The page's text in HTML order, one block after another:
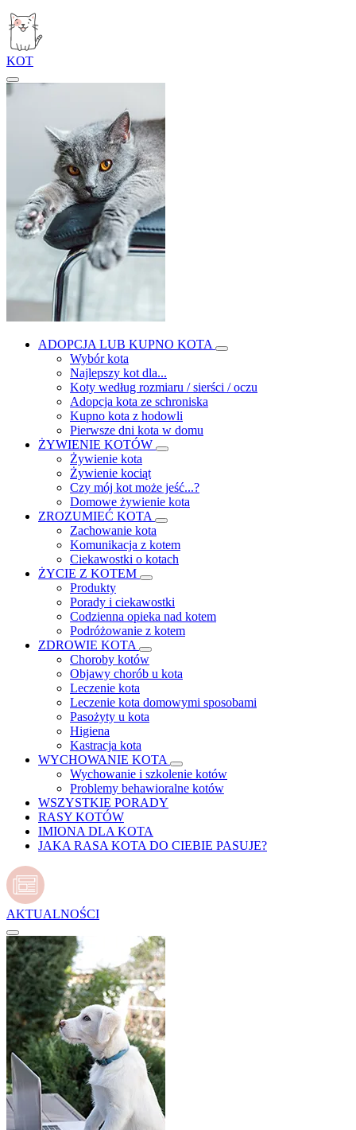
KOT
ADOPCJA LUB KUPNO KOTA
Wybór kota
Najlepszy kot dla...
Koty według rozmiaru / sierści / oczu
Adopcja kota ze schroniska
Kupno kota z hodowli
Pierwsze dni kota w domu
ŻYWIENIE KOTÓW
Żywienie kota
Żywienie kociąt
Czy mój kot może jeść...?
Domowe żywienie kota
ZROZUMIEĆ KOTA
Zachowanie kota
Komunikacja z kotem
Ciekawostki o kotach
ŻYCIE Z KOTEM
Produkty
Porady i ciekawostki
Codzienna opieka nad kotem
Podróżowanie z kotem
ZDROWIE KOTA
Choroby kotów
Objawy chorób u kota
Leczenie kota
Leczenie kota domowymi sposobami
Pasożyty u kota
Higiena
Kastracja kota
WYCHOWANIE KOTA
Wychowanie i szkolenie kotów
Problemy behawioralne kotów
WSZYSTKIE PORADY
RASY KOTÓW
IMIONA DLA KOTA
JAKA RASA KOTA DO CIEBIE PASUJE?
AKTUALNOŚCI